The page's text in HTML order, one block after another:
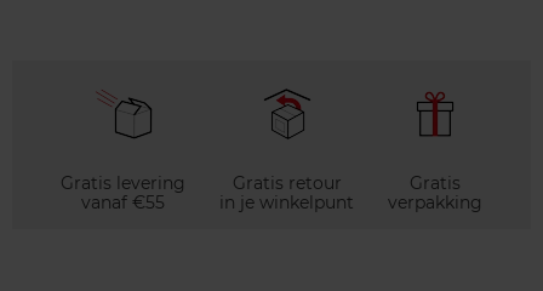
Gratis levering
vanaf €55
Gratis retour
in je winkelpunt
Gratis
verpakking